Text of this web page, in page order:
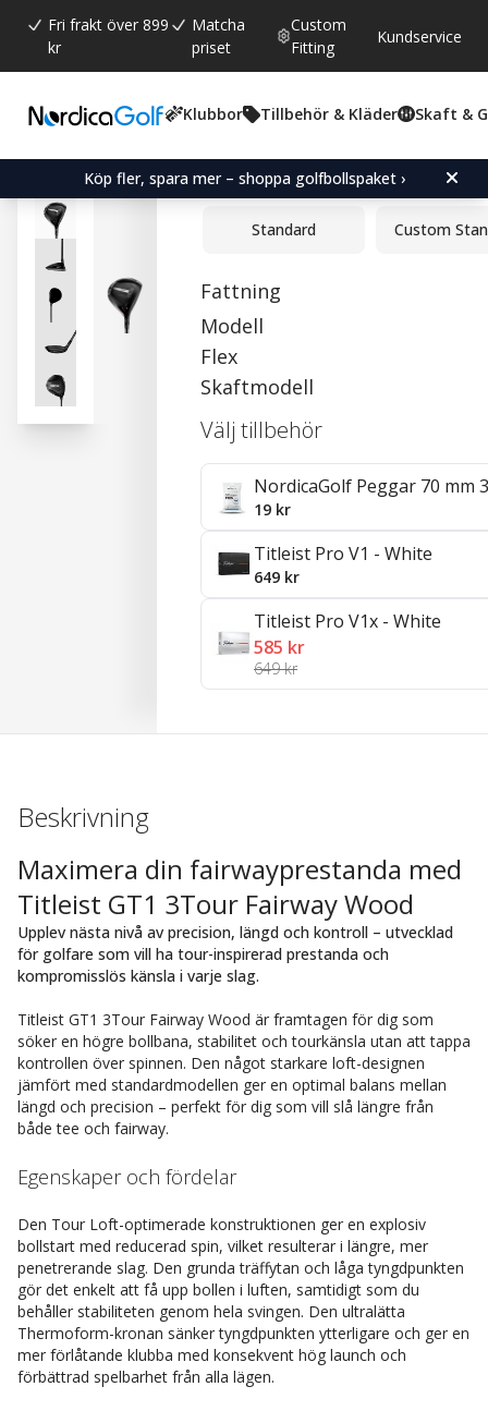
Fri frakt över 899
kr
Matcha
priset
Custom
Fitting
Kundservice
Klubbor Tillbehör & Kläder Skaft &
Köp fler, spara mer – shoppa golfbollspaket ›
Titleist GT1 3Tour
Standard Custom
Fattning
Modell
Flex
Skaftmodell
Välj tillbehör
NordicaGolf Peggar 70 mm
19 kr
Titleist Pro V1 - White
649 kr
Titleist Pro V1x - White
585 kr
649 kr
Beskrivning
Maximera din fairwayprestanda med
Titleist GT1 3Tour Fairway Wood
Upplev nästa nivå av precision, längd och kontroll – utvecklad
för golfare som vill ha tour-inspirerad prestanda och
kompromisslös känsla i varje slag.
Titleist GT1 3Tour Fairway Wood är framtagen för dig som
söker en högre bollbana, stabilitet och tourkänsla utan att tappa
kontrollen över spinnen. Den något starkare loft-designen
jämfört med standardmodellen ger en optimal balans mellan
längd och precision – perfekt för dig som vill slå längre från
både tee och fairway.
Egenskaper och fördelar
Den Tour Loft-optimerade konstruktionen ger en explosiv
bollstart med reducerad spin, vilket resulterar i längre, mer
penetrerande slag. Den grunda träffytan och låga tyngdpunkten
gör det enkelt att få upp bollen i luften, samtidigt som du
behåller stabiliteten genom hela svingen. Den ultralätta
Thermoform-kronan sänker tyngdpunkten ytterligare och ger en
mer förlåtande klubba med konsekvent hög launch och
förbättrad spelbarhet från alla lägen.